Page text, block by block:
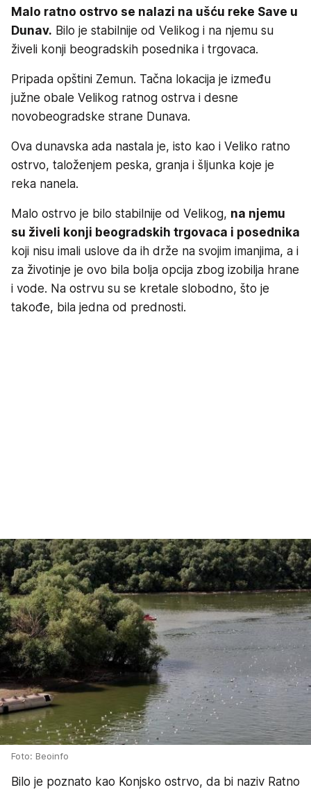
Malo ratno ostrvo se nalazi na ušću reke Save u
Dunav. Bilo je stabilnije od Velikog i na njemu su
živeli konji beogradskih posednika i trgovaca.
Pripada opštini Zemun. Tačna lokacija je između
južne obale Velikog ratnog ostrva i desne
novobeogradske strane Dunava.
Ova dunavska ada nastala je, isto kao i Veliko ratno
ostrvo, taloženjem peska, granja i šljunka koje je
reka nanela.
Malo ostrvo je bilo stabilnije od Velikog, na njemu
su živeli konji beogradskih trgovaca i posednika
koji nisu imali uslove da ih drže na svojim imanjima, a i
za životinje je ovo bila bolja opcija zbog izobilja hrane
i vode. Na ostrvu su se kretale slobodno, što je
takođe, bila jedna od prednosti.
Foto: Beoinfo
Bilo je poznato kao Konjsko ostrvo, da bi naziv Ratno